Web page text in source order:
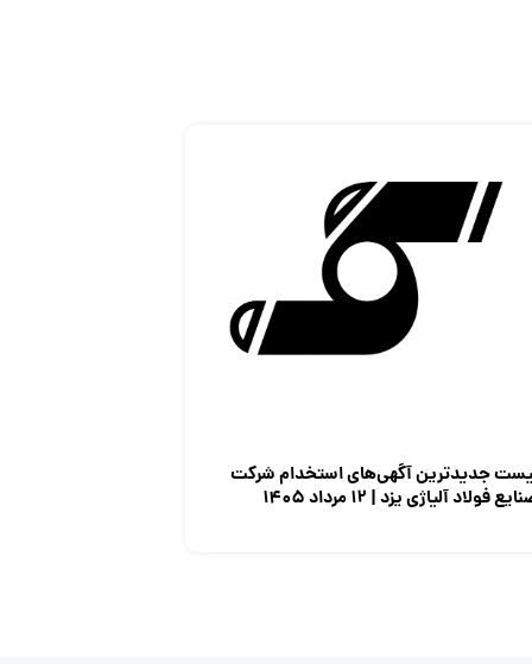
جدیدترین آگهی‌های استخدام شرکت
فولاد آلیاژی یزد | ۱۲ مرداد ۱۴۰۵